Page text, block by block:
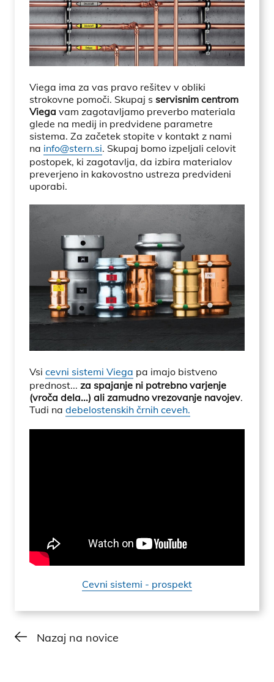
Viega ima za vas pravo rešitev v obliki
strokovne pomoči. Skupaj s servisnim centrom
Viega vam zagotavljamo preverbo materiala
glede na medij in predvidene parametre
sistema. Za začetek stopite v kontakt z nami
na info@stern.si. Skupaj bomo izpeljali celovit
postopek, ki zagotavlja, da izbira materialov
preverjeno in kakovostno ustreza predvideni
uporabi.
Vsi cevni sistemi Viega pa imajo bistveno
prednost... za spajanje ni potrebno varjenje
(vroča dela...) ali zamudno vrezovanje navojev.
Tudi na debelostenskih črnih ceveh.
Cevni sistemi - prospekt
Nazaj na novice